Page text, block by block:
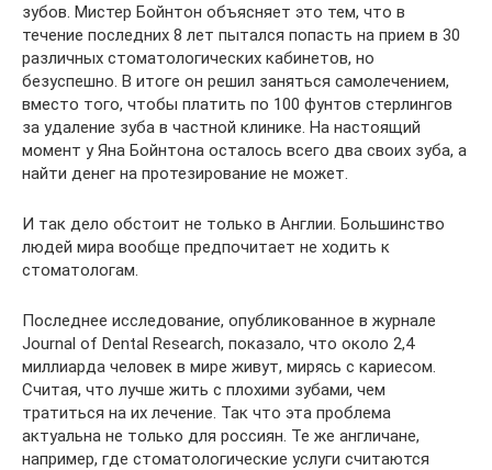
зубов. Мистер Бойнтон объясняет это тем, что в
течение последних 8 лет пытался попасть на прием в 30
различных стоматологических кабинетов, но
безуспешно. В итоге он решил заняться самолечением,
вместо того, чтобы платить по 100 фунтов стерлингов
за удаление зуба в частной клинике. На настоящий
момент у Яна Бойнтона осталось всего два своих зуба, а
найти денег на протезирование не может.
И так дело обстоит не только в Англии. Большинство
людей мира вообще предпочитает не ходить к
стоматологам.
Последнее исследование, опубликованное в журнале
Journal of Dental Research, показало, что около 2,4
миллиарда человек в мире живут, мирясь с кариесом.
Считая, что лучше жить с плохими зубами, чем
тратиться на их лечение. Так что эта проблема
актуальна не только для россиян. Те же англичане,
например, где стоматологические услуги считаются